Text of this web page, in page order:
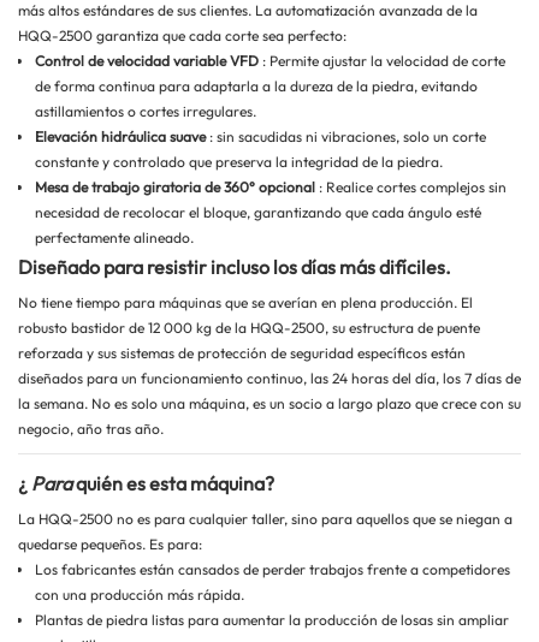
más altos estándares de sus clientes. La automatización avanzada de la
HQQ-2500 garantiza que cada corte sea perfecto:
Control de velocidad variable VFD : Permite ajustar la velocidad de corte
de forma continua para adaptarla a la dureza de la piedra, evitando
astillamientos o cortes irregulares.
Elevación hidráulica suave: sin sacudidas ni vibraciones, solo un corte
constante y controlado que preserva la integridad de la piedra.
Mesa de trabajo giratoria de 360° opcional : Realice cortes complejos sin
necesidad de recolocar el bloque, garantizando que cada ángulo esté
perfectamente alineado.
Diseñado para resistir incluso los días más difíciles.
No tiene tiempo para máquinas que se averían en plena producción. El
robusto bastidor de 12 000 kg de la HQQ-2500, su estructura de puente
reforzada y sus sistemas de protección de seguridad específicos están
diseñados para un funcionamiento continuo, las 24 horas del día, los 7 días de
la semana. No es solo una máquina, es un socio a largo plazo que crece con su
negocio, año tras año.
¿ Paraquién es esta máquina?
La HQQ-2500 no es para cualquier taller, sino para aquellos que se niegan a
quedarse pequeños. Es para:
Los fabricantes están cansados ​​de perder trabajos frente a competidores
con una producción más rápida.
Plantas de piedra listas para aumentar la producción de losas sin ampliar